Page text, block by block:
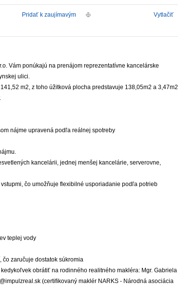
Pridať k zaujímavým
Vytlačiť
Vám ponúkajú na prenájom reprezentatívne kancelárske
ulici.
m2, z toho úžitková plocha predstavuje 138,05m2 a 3,47m2
nájme upravená podľa reálnej spotreby
kancelárii, jednej menšej kancelárie, serverovne,
čo umožňuje flexibilné usporiadanie podľa potrieb
teplej vody
zaručuje dostatok súkromia
obrátiť na rodinného realitného makléra: Mgr. Gabriela
(certifikovaný maklér NARKS - Národná asociácia